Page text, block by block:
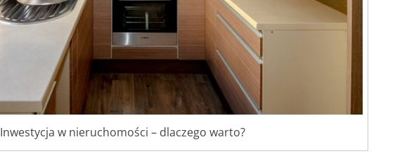
Inwestycja w nieruchomości – dlaczego warto?